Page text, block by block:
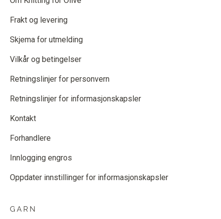
Frakt og levering
Skjema for utmelding
Vilkår og betingelser
Retningslinjer for personvern
Retningslinjer for informasjonskapsler
Kontakt
Forhandlere
Innlogging engros
Oppdater innstillinger for informasjonskapsler
GARN